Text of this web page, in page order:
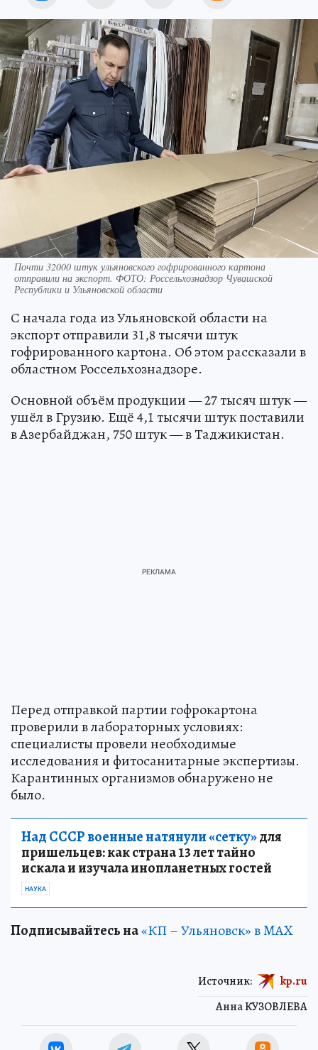
Почти 32000 штук ульяновского гофрированного картона
отправили на экспорт. ФОТО: Россельхознадзор Чувашской
Республики и Ульяновской области
С начала года из Ульяновской области на
экспорт отправили 31,8 тысячи штук
гофрированного картона. Об этом рассказали в
областном Россельхознадзоре.
Основной объём продукции — 27 тысяч штук —
ушёл в Грузию. Ещё 4,1 тысячи штук поставили
в Азербайджан, 750 штук — в Таджикистан.
Перед отправкой партии гофрокартона
проверили в лабораторных условиях:
специалисты провели необходимые
исследования и фитосанитарные экспертизы.
Карантинных организмов обнаружено не
было.
Над СССР военные натянули «сетку»для
пришельцев: как страна 13 лет тайно
искала и изучала инопланетных гостей
НАУКА
Подписывайтесь на«КП – Ульяновск» в MAX
Анна КУЗОВЛЕВА
Источник: kp.ru